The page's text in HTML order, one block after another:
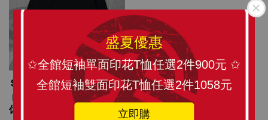
盛夏優惠
✩全館短袖單面印花T恤任選2件900元 ✩
全館短袖雙面印花T恤任選2件1058元
立即購
SLANT 大學T 簡約風格 時
尚百搭衣著 亞洲版型 素面
休閒大學T 內搭保暖 男女中